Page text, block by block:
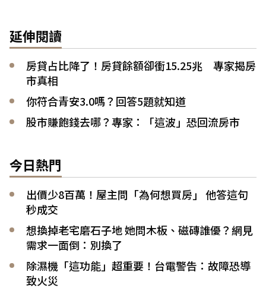
延伸閱讀
房貸占比降了！房貸餘額卻衝15.25兆 專家揭房
市真相
你符合青安3.0嗎？回答5題就知道
股市賺飽錢去哪？專家：「這波」恐回流房市
今日熱門
出價少8百萬！屋主問「為何想買房」 他答這句
秒成交
想換掉老宅磨石子地 她問木板、磁磚誰優？網見
需求一面倒：別換了
除濕機「這功能」超重要！台電警告：故障恐導
致火災